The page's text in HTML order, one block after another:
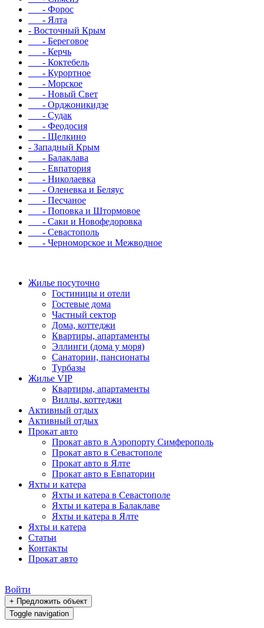
- Форос
- Ялта
- Восточный Крым
- Береговое
- Керчь
- Коктебель
- Курортное
- Морское
- Новый Свет
- Орджоникидзе
- Судак
- Феодосия
- Щелкино
- Западный Крым
- Балаклава
- Евпатория
- Николаевка
- Оленевка и Беляус
- Песчаное
- Поповка и Штормовое
- Саки и Новофедоровка
- Севастополь
- Черноморское и Межводное
Жилье посуточно
Гостиницы и отели
Гостевые дома
Частный сектор
Дома, коттеджи
Квартиры, апартаменты
Эллинги (дома у моря)
Санатории, пансионаты
Турбазы
Жилье VIP
Квартиры, апартаменты
Виллы, коттеджи
Активный отдых
Активный отдых
Прокат авто
Прокат авто в Аэропорту Симферополь
Прокат авто в Севастополе
Прокат авто в Ялте
Прокат авто в Евпатории
Яхты и катера
Яхты и катера в Севастополе
Яхты и катера в Балаклаве
Яхты и катера в Ялте
Яхты и катера
Статьи
Контакты
Прокат авто
Войти
+ Предложить объект
Toggle navigation